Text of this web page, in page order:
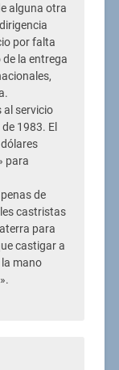
alguna otra
por falta
la entrega
servicio
1983. El
para
de
castristas
para
castigar a
mano